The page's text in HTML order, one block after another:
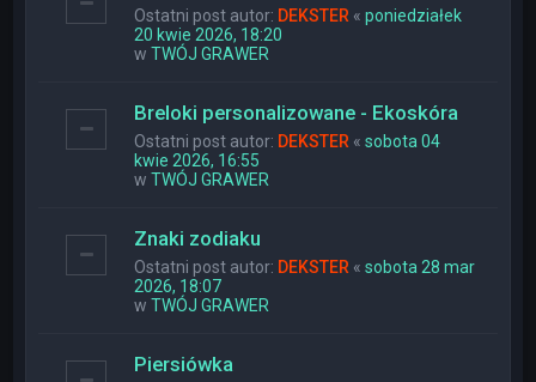
Ostatni post autor: DEKSTER «poniedziałek
20 kwie 2026, 18:20
wTWÓJ GRAWER
Breloki personalizowane - Ekoskóra
Ostatni post autor: DEKSTER «sobota 04
kwie 2026, 16:55
wTWÓJ GRAWER
Znaki zodiaku
Ostatni post autor: DEKSTER «sobota 28 mar
2026, 18:07
wTWÓJ GRAWER
Piersiówka